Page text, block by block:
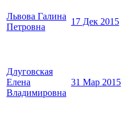
Львова Галина
Петровна
17 Дек 2015
Длуговская
Елена
Владимировна
31 Мар 2015